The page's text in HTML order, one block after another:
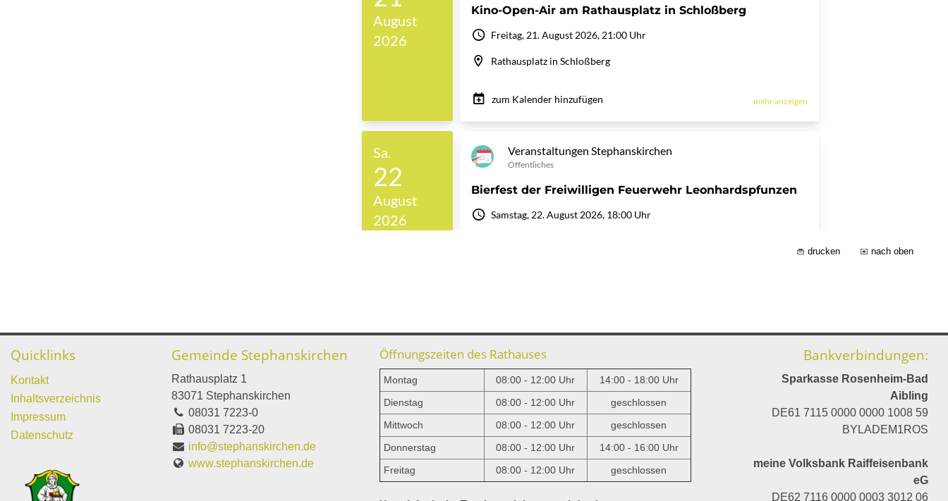
drucken nach oben
Quicklinks
Kontakt
Inhaltsverzeichnis
Impressum
Datenschutz
Gemeinde Stephanskirchen
Rathausplatz 1
83071 Stephanskirchen
08031 7223-0
08031 7223-20
info@stephanskirchen.de
www.stephanskirchen.de
Öffnungszeiten des Rathauses
Montag 08:00 - 12:00 Uhr
14:00 - 18:00 Uhr
Dienstag
08:00 - 12:00 Uhr
geschlossen
Mittwoch
08:00 - 12:00 Uhr
geschlossen
Donnerstag
08:00 - 12:00 Uhr
14:00 - 16:00 Uhr
Freitag
08:00 - 12:00 Uhr geschlossen
Bankverbindungen:
Sparkasse Rosenheim-Bad
Aibling
DE61 7115 0000 0000 1008 59
BYLADEM1ROS
meine Volksbank Raiffeisenbank
eG
DE62 7116 0000 0003 3012 06